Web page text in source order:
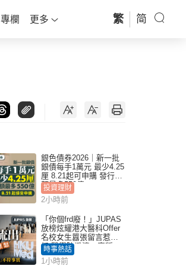
專欄 更多 繁 简
銀色債券2026｜新一批
銀債每手1萬元 最少4.25
厘 8.21起可申購 發行金
額最多550億
投資理財
2小時前
「你個frd廢！」JUPAS
放榜炫耀港大醫科Offer
名校女生囂張留言惹眾
怒 醫學院澄清：宣稱
「40.5分獲錄取」不符事
實｜Juicy叮
時事熱話
1小時前